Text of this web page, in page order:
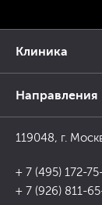
Клиника
Направления
119048, г.
+ 7 (495) 172-
+ 7 (926) 811-